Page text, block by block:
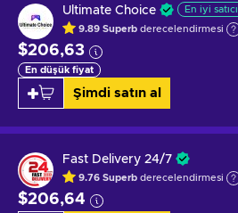
Ultimate Choice En iyi satıcı
9.89 Superb derecelendirmesi
$206,63
En düşük fiyat
Şimdi satın al
Fast Delivery 24/7
9.76 Superb derecelendirmesi
$206,64